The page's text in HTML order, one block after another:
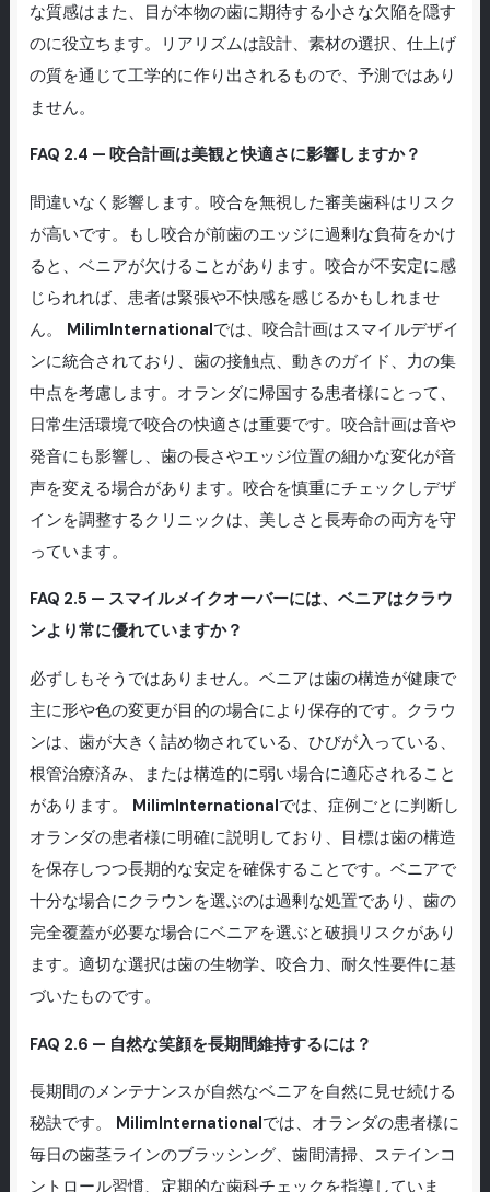
な質感はまた、目が本物の歯に期待する小さな欠陥を隠す
のに役立ちます。リアリズムは設計、素材の選択、仕上げ
の質を通じて工学的に作り出されるもので、予測ではあり
ません。
FAQ 2.4 — 咬合計画は美観と快適さに影響しますか？
間違いなく影響します。咬合を無視した審美歯科はリスク
が高いです。もし咬合が前歯のエッジに過剰な負荷をかけ
ると、ベニアが欠けることがあります。咬合が不安定に感
じられれば、患者は緊張や不快感を感じるかもしれませ
ん。 MilimInternationalでは、咬合計画はスマイルデザイ
ンに統合されており、歯の接触点、動きのガイド、力の集
中点を考慮します。オランダに帰国する患者様にとって、
日常生活環境で咬合の快適さは重要です。咬合計画は音や
発音にも影響し、歯の長さやエッジ位置の細かな変化が音
声を変える場合があります。咬合を慎重にチェックしデザ
インを調整するクリニックは、美しさと長寿命の両方を守
っています。
FAQ 2.5 — スマイルメイクオーバーには、ベニアはクラウ
ンより常に優れていますか？
必ずしもそうではありません。ベニアは歯の構造が健康で
主に形や色の変更が目的の場合により保存的です。クラウ
ンは、歯が大きく詰め物されている、ひびが入っている、
根管治療済み、または構造的に弱い場合に適応されること
があります。 MilimInternationalでは、症例ごとに判断し
オランダの患者様に明確に説明しており、目標は歯の構造
を保存しつつ長期的な安定を確保することです。ベニアで
十分な場合にクラウンを選ぶのは過剰な処置であり、歯の
完全覆蓋が必要な場合にベニアを選ぶと破損リスクがあり
ます。適切な選択は歯の生物学、咬合力、耐久性要件に基
づいたものです。
FAQ 2.6 — 自然な笑顔を長期間維持するには？
長期間のメンテナンスが自然なベニアを自然に見せ続ける
秘訣です。 MilimInternationalでは、オランダの患者様に
毎日の歯茎ラインのブラッシング、歯間清掃、ステインコ
ントロール習慣、定期的な歯科チェックを指導していま